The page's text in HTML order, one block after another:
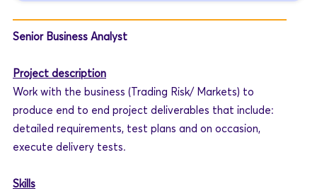
Senior Business Analyst
Project description
Work with the business (Trading Risk/ Markets) to
produce end to end project deliverables that include:
detailed requirements, test plans and on occasion,
execute delivery tests.
Skills